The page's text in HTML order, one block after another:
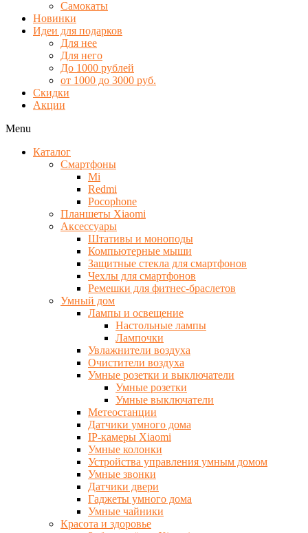
Самокаты
Новинки
Идеи для подарков
Для нее
Для него
До 1000 рублей
от 1000 до 3000 руб.
Скидки
Акции
Menu
Каталог
Смартфоны
Mi
Redmi
Pocophone
Планшеты Xiaomi
Аксессуары
Штативы и моноподы
Компьютерные мыши
Защитные стекла для смартфонов
Чехлы для смартфонов
Ремешки для фитнес-браслетов
Умный дом
Лампы и освещение
Настольные лампы
Лампочки
Увлажнители воздуха
Очистители воздуха
Умные розетки и выключатели
Умные розетки
Умные выключатели
Метеостанции
Датчики умного дома
IP-камеры Xiaomi
Умные колонки
Устройства управления умным домом
Умные звонки
Датчики двери
Гаджеты умного дома
Умные чайники
Красота и здоровье